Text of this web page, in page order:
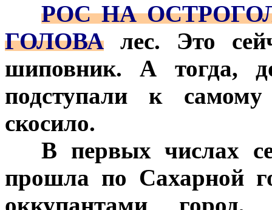
РОС НА
ГОЛОВА лес. Это
шиповник. А тогда,
подступали к
скосило.
В первых числах
прошла по Сахарной